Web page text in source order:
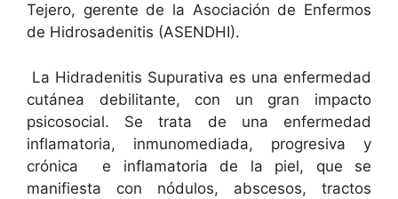
Tejero, gerente de la Asociación de Enfermos
de Hidrosadenitis (ASENDHI).
La Hidradenitis Supurativa es una enfermedad
cutánea debilitante, con un gran impacto
psicosocial. Se trata de una enfermedad
inflamatoria, inmunomediada, progresiva y
crónica e inflamatoria de la piel, que se
manifiesta con nódulos, abscesos, tractos